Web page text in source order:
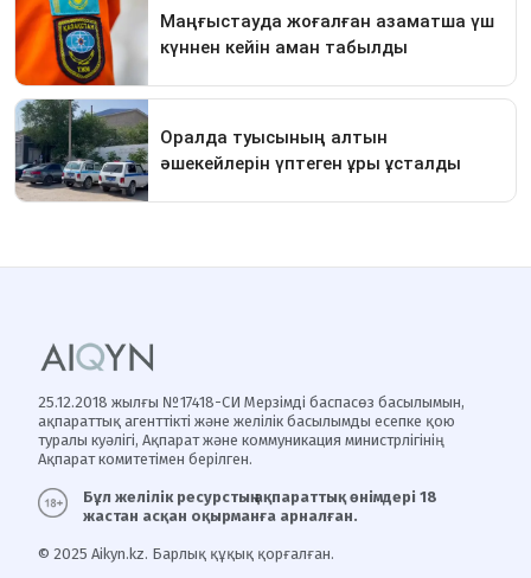
25.12.2018 жылғы №17418-СИ Мерзімді баспасөз басылымын,
ақпараттық агенттікті және желілік басылымды есепке қою
туралы куәлігі, Ақпарат және коммуникация министрлігінің
Ақпарат комитетімен берілген.
Бұл желілік ресурстың ақпараттық өнімдері 18
жастан асқан оқырманға арналған.
© 2025 Aikyn.kz. Барлық құқық қорғалған.